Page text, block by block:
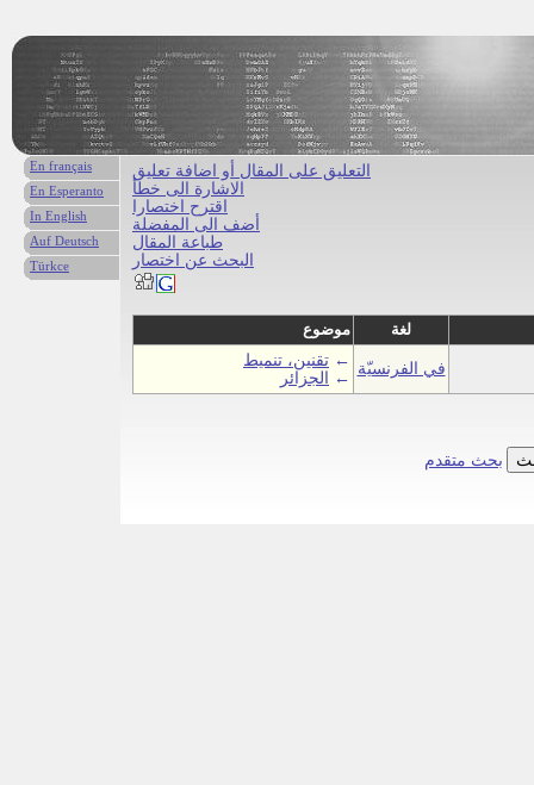
التعليق على المقال أو اضافة تعليق
الاشارة الى خطأ
اقترح اختصارا
أضف الى المفضلة
طباعة المقال
البحث عن اختصار
موضوع
لغة
← تقنين، تنميط
←
الجزائر
في الفرنسيّة
بحث متقدم
En français
En Esperanto
In English
Auf Deutsch
Türkce